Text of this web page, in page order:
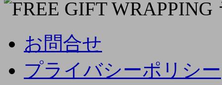
お問合せ
プライバシーポリシー